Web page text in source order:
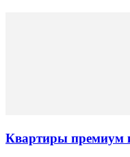
Квартиры премиум